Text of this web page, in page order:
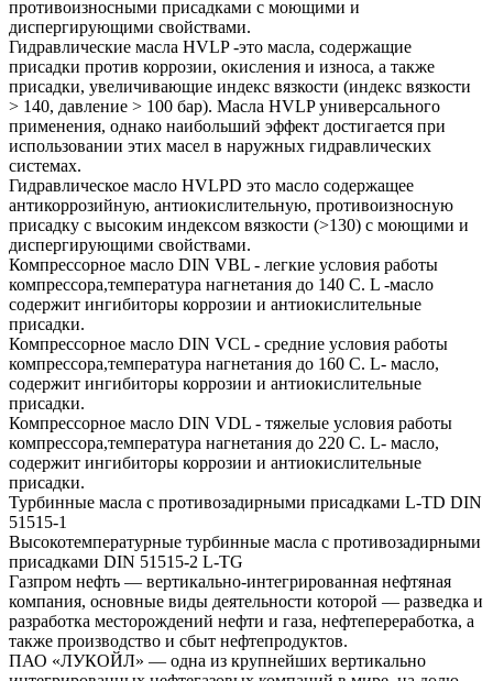
противоизносными присадками с моющими и
диспергирующими свойствами.
Гидравлические масла HVLP -это масла, содержащие
присадки против коррозии, окисления и износа, а также
присадки, увеличивающие индекс вязкости (индекс вязкости
> 140, давление > 100 бар). Масла HVLP универсального
применения, однако наибольший эффект достигается при
использовании этих масел в наружных гидравлических
системах.
Гидравлическое масло HVLPD это масло содержащее
антикоррозийную, антиокислительную, противоизносную
присадку с высоким индексом вязкости (>130) с моющими и
диспергирующими свойствами.
Компрессорное масло DIN VBL - легкие условия работы
компрессора,температура нагнетания до 140 С. L -масло
содержит ингибиторы коррозии и антиокислительные
присадки.
Компрессорное масло DIN VCL - средние условия работы
компрессора,температура нагнетания до 160 С. L- масло,
содержит ингибиторы коррозии и антиокислительные
присадки.
Компрессорное масло DIN VDL - тяжелые условия работы
компрессора,температура нагнетания до 220 С. L- масло,
содержит ингибиторы коррозии и антиокислительные
присадки.
Турбинные масла с противозадирными присадками L-TD DIN
51515-1
Высокотемпературные турбинные масла с противозадирными
присадками DIN 51515-2 L-TG
Газпром нефть — вертикально-интегрированная нефтяная
компания, основные виды деятельности которой — разведка и
разработка месторождений нефти и газа, нефтепереработка, а
также производство и сбыт нефтепродуктов.
ПАО «ЛУКОЙЛ» — одна из крупнейших вертикально